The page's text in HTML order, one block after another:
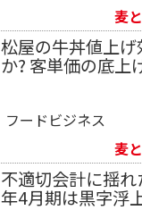
麦
松屋の牛丼値上
か? 客単価の底上
フードビジネス
麦
不適切会計に揺
年4月期は黒字浮